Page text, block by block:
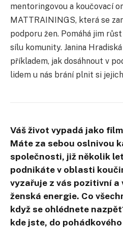
mentoringovou a koučovací
MATTRAININGS, která se
podporu žen. Pomáhá jim
sílu komunity. Janina
příkladem, jak dosáhnout v
lidem u nás brání plnit si
Váš život vypadá jako
Máte za sebou oslnivou
společnosti, již několik
podnikáte v oblasti
vyzařuje z vás pozitivní
ženská energie. Co
když se ohlédnete
kde jste, do